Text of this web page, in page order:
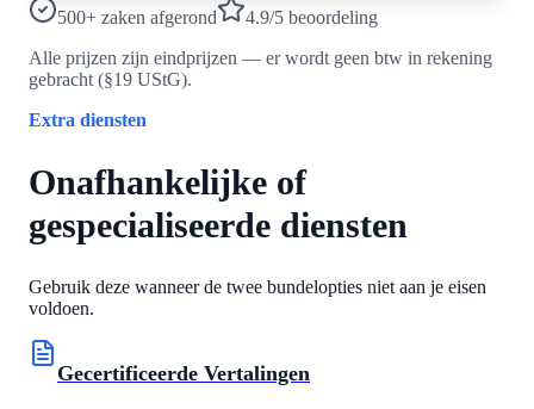
500+ zaken afgerond 4.9/5 beoordeling
Alle prijzen zijn eindprijzen — er wordt geen btw in rekening
gebracht (§19 UStG).
Extra diensten
Onafhankelijke of
gespecialiseerde diensten
Gebruik deze wanneer de twee bundelopties niet aan je eisen
voldoen.
Gecertificeerde Vertalingen